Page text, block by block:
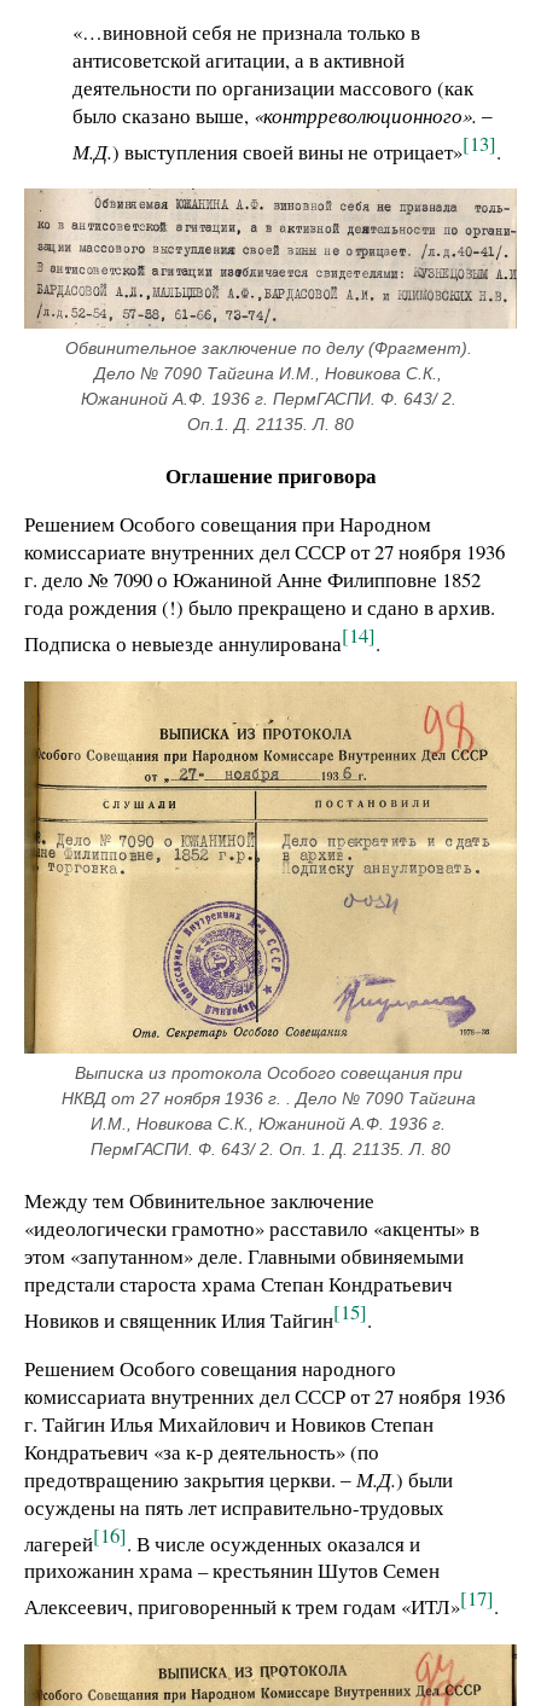
«…виновной себя не признала только в
антисоветской агитации, а в активной
деятельности по организации массового (как
было сказано выше, «контрреволюционного». ‒
М.Д.) выступления своей вины не отрицает»[13].
Обвинительное заключение по делу (Фрагмент).
Дело № 7090 Тайгина И.М., Новикова С.К.,
Южаниной А.Ф. 1936 г. ПермГАСПИ. Ф. 643/ 2.
Оп.1. Д. 21135. Л. 80
Оглашение приговора
Решением Особого совещания при Народном
комиссариате внутренних дел СССР от 27 ноября 1936
г. дело № 7090 о Южаниной Анне Филипповне 1852
года рождения (!) было прекращено и сдано в архив.
Подписка о невыезде аннулирована[14].
Выписка из протокола Особого совещания при
НКВД от 27 ноября 1936 г. . Дело № 7090 Тайгина
И.М., Новикова С.К., Южаниной А.Ф. 1936 г.
ПермГАСПИ. Ф. 643/ 2. Оп. 1. Д. 21135. Л. 80
Между тем Обвинительное заключение
«идеологически грамотно» расставило «акценты» в
этом «запутанном» деле. Главными обвиняемыми
предстали староста храма Степан Кондратьевич
Новиков и священник Илия Тайгин[15].
Решением Особого совещания народного
комиссариата внутренних дел СССР от 27 ноября 1936
г. Тайгин Илья Михайлович и Новиков Степан
Кондратьевич «за к-р деятельность» (по
предотвращению закрытия церкви. ‒ М.Д.) были
осуждены на пять лет исправительно-трудовых
лагерей[16]. В числе осужденных оказался и
прихожанин храма – крестьянин Шутов Семен
Алексеевич, приговоренный к трем годам «ИТЛ»[17].